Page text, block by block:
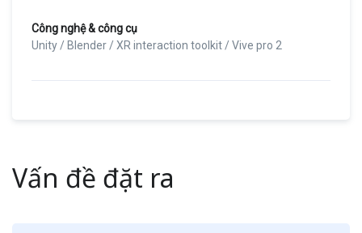
Công nghệ & công cụ
Unity / Blender / XR interaction toolkit / Vive pro 2
Vấn đề đặt ra